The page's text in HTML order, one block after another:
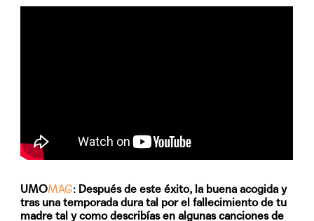
UMOMAG: Después de este éxito, la buena acogida y
tras una temporada dura tal por el fallecimiento de tu
madre tal y como describías en algunas canciones de